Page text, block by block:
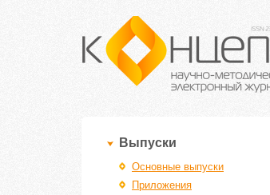
Выпуски
Основные выпуски
Приложения